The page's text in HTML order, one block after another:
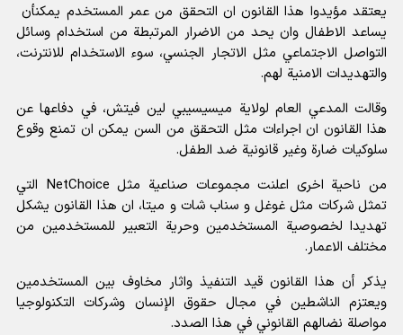
يعتقد مؤيدوا هذا القانون ان التحقق من عمر المستخدم يمكنأن
يساعد الاطفال وان يحد من الاضرار المرتبطة من استخدام وسائل
التواصل الاجتماعي مثل الاتجار الجنسي، سوء الاستخدام للانترنت،
والتهديدات الامنية لهم.
وقالت المدعي العام لولاية ميسيسيبي لين فيتش، في دفاعها عن
هذا القانون ان اجراءات مثل التحقق من السن يمكن ان تمنع وقوع
سلوكيات ضارة وغير قانونية ضد الطفل.
من ناحية اخرى اعلنت مجموعات صناعية مثل NetChoice التي
تمثل شركات مثل غوغل و سناب شات و ميتا، ان هذا القانون يشكل
تهديدا لخصوصية المستخدمين وحرية التعبير للمستخدمين من
مختلف الاعمار.
يذكر أن هذا القانون قيد التنفيذ واثار مخاوف بين المستخدمين
ويعتزم الناشطين في مجال حقوق الإنسان وشركات التكنولوجيا
مواصلة نضالهم القانوني في هذا الصدد.